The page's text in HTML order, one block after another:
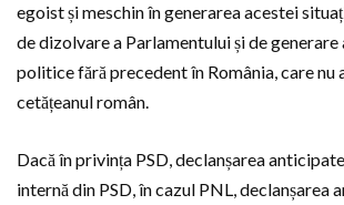
egoist și meschin în generarea acestei
de dizolvare a Parlamentului și de generare
politice fără precedent în România, care nu
cetățeanul român.
Dacă în privința PSD, declanșarea
internă din PSD, în cazul PNL, declanșarea